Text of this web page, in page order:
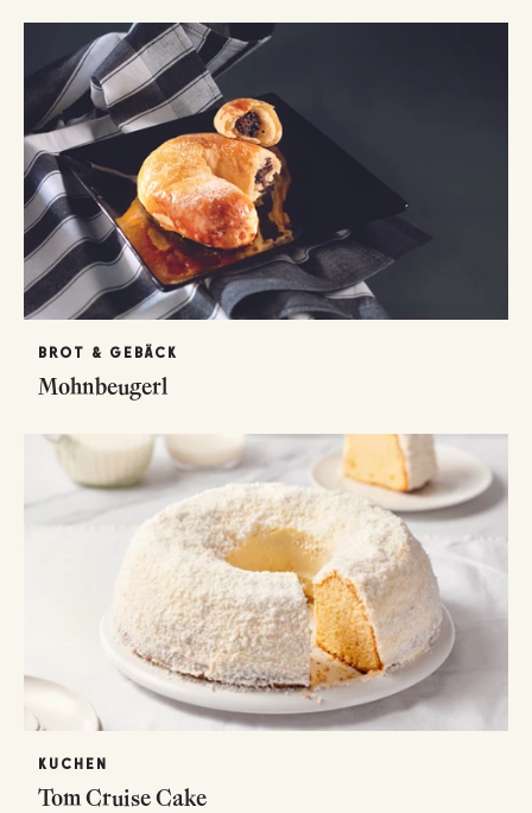
BROT & GEBÄCK
Mohnbeugerl
KUCHEN
Tom Cruise Cake